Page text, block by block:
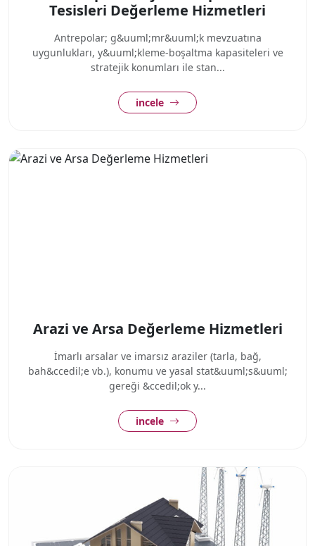
Tesisleri Değerleme Hizmetleri
Antrepolar; g&uuml;mr&uuml;k mevzuatına
uygunlukları, y&uuml;kleme-boşaltma kapasiteleri ve
stratejik konumları ile stan...
incele
Arazi ve Arsa Değerleme Hizmetleri
İmarlı arsalar ve imarsız araziler (tarla, bağ,
bah&ccedil;e vb.), konumu ve yasal stat&uuml;s&uuml;
gereği &ccedil;ok y...
incele